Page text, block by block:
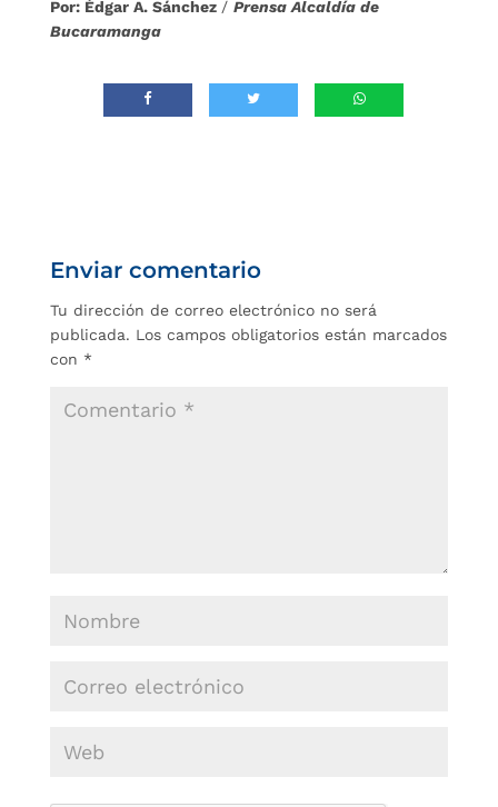
Por: Édgar A. Sánchez / Prensa Alcaldía de
Bucaramanga
Enviar comentario
Tu dirección de correo electrónico no será
publicada. Los campos obligatorios están marcados
con *